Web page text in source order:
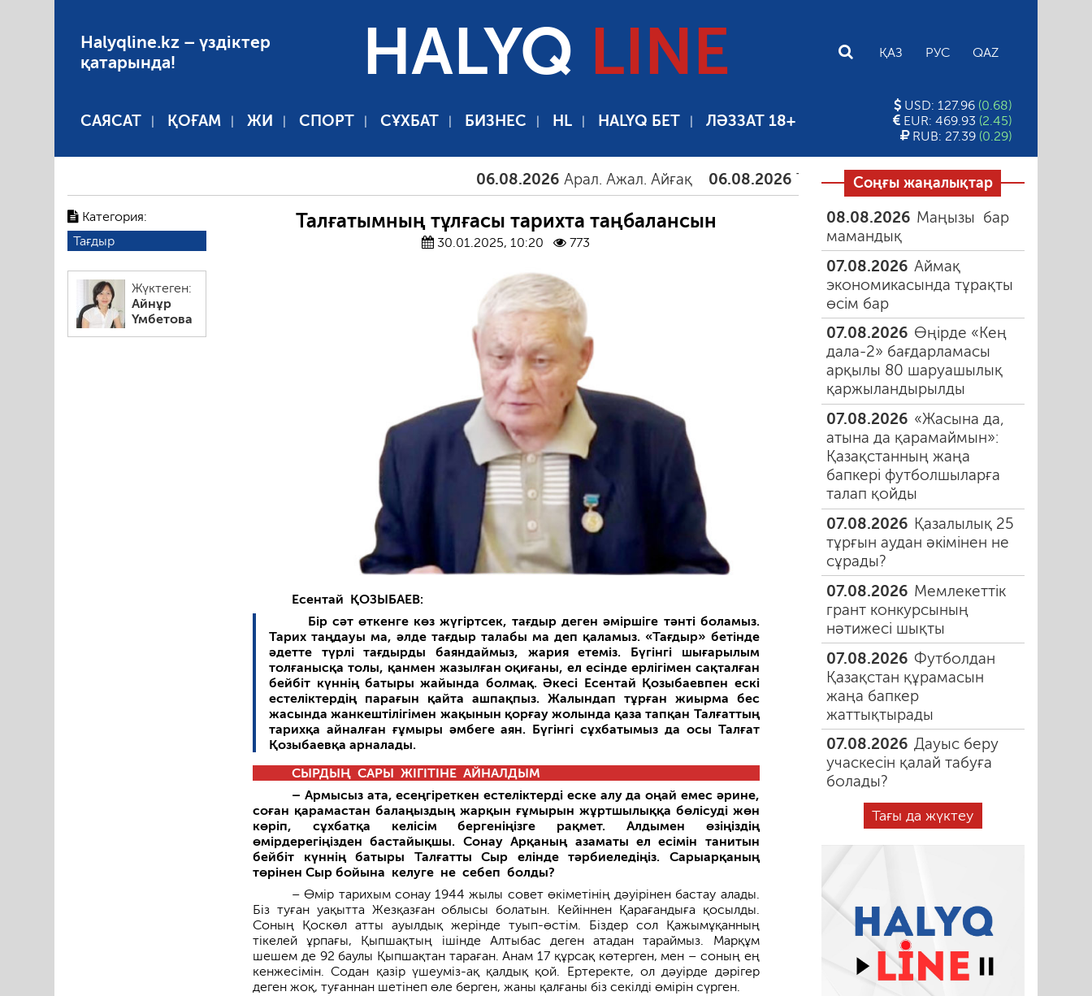
Halyqline.kz – үздіктер
қатарында!
HALYQ LINE ҚАЗ РУС QAZ
САЯСАТ ҚОҒАМ ЖИ СПОРТ СҰХБАТ БИЗНЕС HL HALYQ БЕТ ЛӘЗЗАТ 18+
USD: 127.96 (0.68)
EUR: 469.93 (2.45)
RUB: 27.39 (0.29)
06.08.2026 Арал. Ажал. Айғақ 06.08.2026 Тамыздағы таңғы түтін 06.08.2026 Құмарлық
Категория:
Тағдыр
Жүктеген:
Айнұр
Үмбетова
Талғатымның тұлғасы тарихта таңбалансын
30.01.2025, 10:20 773
Есентай ҚОЗЫБАЕВ:
Бір сәт өткенге көз жүгіртсек, тағдыр деген әміршіге тәнті боламыз.
Тарих таңдауы ма, әлде тағдыр талабы ма деп қаламыз. «Тағдыр» бетінде
әдетте түрлі тағдырды баяндаймыз, жария етеміз. Бүгінгі шығарылым
толғанысқа толы, қанмен жазылған оқиғаны, ел есінде ерлігімен сақталған
бейбіт күннің батыры жайында болмақ. Әкесі Есентай Қозыбаевпен ескі
естеліктердің парағын қайта ашпақпыз. Жалындап тұрған жиырма бес
жасында жанкештілігімен жақынын қорғау жолында қаза тапқан Талғаттың
тарихқа айналған ғұмыры әмбеге аян. Бүгінгі сұхбатымыз да осы Талғат
Қозыбаевқа арналады.
СЫРДЫҢ САРЫ ЖІГІТІНЕ АЙНАЛДЫМ
– Армысыз ата, есеңгіреткен естеліктерді еске алу да оңай емес әрине,
соған қарамастан балаңыздың жарқын ғұмырын жұртшылыққа бөлісуді жөн
көріп, сұхбатқа келісім бергеніңізге рақмет. Алдымен өзіңіздің
өмірдерегіңізден бастайықшы. Сонау Арқаның азаматы ел есімін танитын
бейбіт күннің батыры Талғатты Сыр елінде тәрбиеледіңіз. Сарыарқаның
төрінен Сыр бойына келуге не себеп болды?
– Өмір тарихым сонау 1944 жылы совет өкіметінің дәуірінен бастау алады.
Біз туған уақытта Жезқазған облысы болатын. Кейіннен Қарағандыға қосылды.
Соның Қоскөл атты ауылдық жерінде туып-өстім. Біздер сол Қажымұқанның
тікелей ұрпағы, Қыпшақтың ішінде Алтыбас деген атадан тараймыз. Марқұм
шешем де 92 баулы Қыпшақтан тараған. Анам 17 құрсақ көтерген, мен – соның ең
кенжесімін. Содан қазір үшеуміз-ақ қалдық қой. Ертеректе, ол дәуірде дәрігер
деген жоқ, туғаннан шетінеп өле берген, жаны қалғаны біз секілді өмірін сүрген.
Соңғы жаңалықтар
08.08.2026 Маңызы бар
мамандық
07.08.2026 Аймақ
экономикасында тұрақты
өсім бар
07.08.2026 Өңірде «Кең
дала-2» бағдарламасы
арқылы 80 шаруашылық
қаржыландырылды
07.08.2026 «Жасына да,
атына да қарамаймын»:
Қазақстанның жаңа
бапкері футболшыларға
талап қойды
07.08.2026 Қазалылық 25
тұрғын аудан әкімінен не
сұрады?
07.08.2026 Мемлекеттік
грант конкурсының
нәтижесі шықты
07.08.2026 Футболдан
Қазақстан құрамасын
жаңа бапкер
жаттықтырады
07.08.2026 Дауыс беру
учаскесін қалай табуға
болады?
Тағы да жүктеу